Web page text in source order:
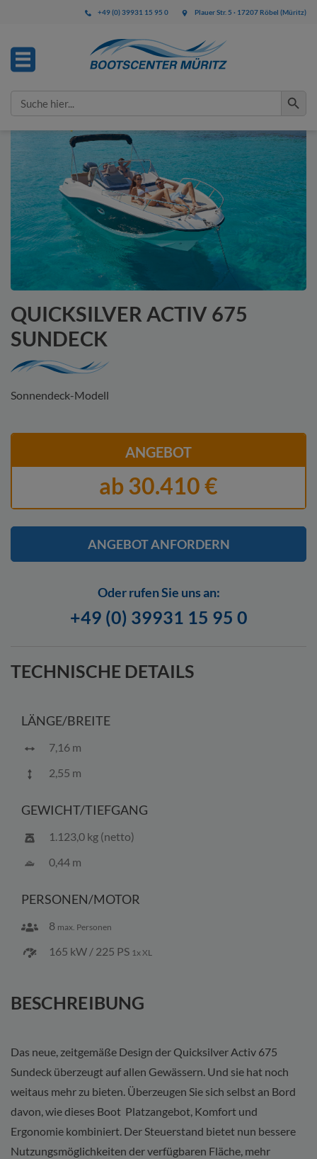
+49 (0) 39931 15 95 0 Plauer Str. 5 · 17207 Röbel (Müritz)
Search
for:
Search Button
QUICKSILVER ACTIV 675
SUNDECK
Sonnendeck-Modell
ANGEBOT
ab 30.410 €
ANGEBOT ANFORDERN
Oder rufen Sie uns an:
+49 (0) 39931 15 95 0
TECHNISCHE DETAILS
LÄNGE/BREITE
7,16 m
2,55 m
GEWICHT/TIEFGANG
1.123,0 kg (netto)
0,44 m
PERSONEN/MOTOR
8 max. Personen
165 kW / 225 PS 1x XL
BESCHREIBUNG
Das neue, zeitgemäße Design der Quicksilver Activ 675
Sundeck überzeugt auf allen Gewässern. Und sie hat noch
weitaus mehr zu bieten. Überzeugen Sie sich selbst an Bord
davon, wie dieses Boot Platzangebot, Komfort und
Ergonomie kombiniert. Der Steuerstand bietet nun bessere
Nutzungsmöglichkeiten der verfügbaren Fläche, mehr
IHRE ANFRAGE
Bitte füllen Sie alle mit * gekennzeichneten Felder aus.
Diese Angaben benötigen wir zur Bearbeitung Ihrer
Anfrage.
meine Angaben zur Kontaktaufnahme verwendet werden. Ich kann
meine Einwilligung jederzeit für die Zukunft per Mail an